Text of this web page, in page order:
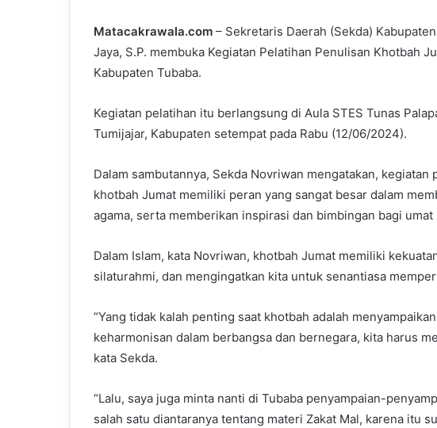
Matacakrawala.com – Sekretaris Daerah (Sekda)
Jaya, S.P. membuka Kegiatan Pelatihan Penulisan Khotbah
Kabupaten Tubaba.
Kegiatan pelatihan itu berlangsung di Aula STES Tunas
Tumijajar, Kabupaten setempat pada Rabu (12/06/2024).
Dalam sambutannya, Sekda Novriwan mengatakan,
khotbah Jumat memiliki peran yang sangat besar dalam
agama, serta memberikan inspirasi dan bimbingan bagi umat
Dalam Islam, kata Novriwan, khotbah Jumat memiliki
silaturahmi, dan mengingatkan kita untuk senantiasa
“Yang tidak kalah penting saat khotbah adalah
keharmonisan dalam berbangsa dan bernegara, kita harus
kata Sekda.
“Lalu, saya juga minta nanti di Tubaba penyampaian-
salah satu diantaranya tentang materi Zakat Mal, karena itu